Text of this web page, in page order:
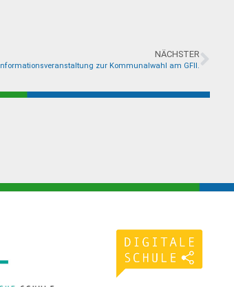
NÄCHSTER
Informationsveranstaltung zur Kommunalwahl am GFII.